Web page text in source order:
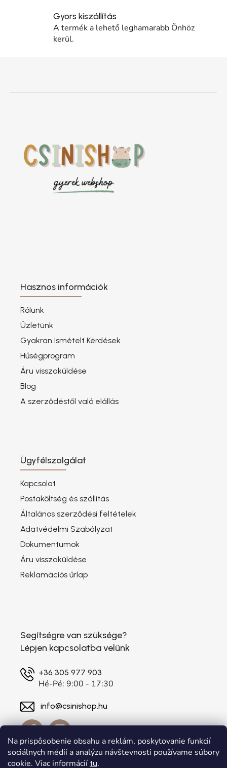
Na prispôsobenie obsahu a reklám, poskytovanie funkcií
sociálnych médií a analýzu návštevnosti používame súbory
cookie. Viac informácií tu.
Gyors kiszállítás
A termék a lehető leghamarabb Önhöz
kerül.
Hasznos információk
Rólunk
Üzletünk
Gyakran Ismételt Kérdések
Hűségprogram
Áru visszaküldése
Blog
A szerződéstől való elállás
Ügyfélszolgálat
Kapcsolat
Postaköltség és szállítás
Általános szerződési feltételek
Adatvédelmi Szabályzat
Dokumentumok
Áru visszaküldése
Reklamációs űrlap
Segítségre van szüksége?
Lépjen kapcsolatba velünk
+36 305 977 903
Hé-Pé: 9:00 - 17:30
info@csinishop.hu